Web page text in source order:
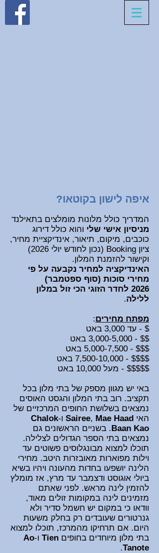
איפה לישון בקוטאו?
המדריך כולל מלונות מומלצים בתאילנד
מניסיון אישי שלי והוא כולל דירוג
כוכבים, מיקום, תיאור, אינדיקציית מחיר,
ציון Booking (נכון לחודש יולי 2026
)
וקישור להזמנת המלון.
האינדיקציה למחיר נקבעה על פי
מחירי סוכות (סוף ספטמבר)
2026 לחדר הזוגי הכי זול במלון
ללילה.
מפתח מחירים:
$ - עד 3,000 באט
$$ - 3,000-5,000 באט
$$$ - 5,000-7 ,500 באט
$$$$ - 7,500-10,000 באט
$$$$$ - מעל 10,000 באט
באי יש מגוון מספק של בתי מלון בכל
תקציב. רוב בתי המלון והגסט האוסים
נמצאים בשלושת החופים המרכזיים של
האי
Sairee, Mae Haad ו-Chalok
Baan Kao. בשניים הראשונים גם
נמצאים בתי הספר הגדולים לצלילה.
תוכלו למצוא מבונגלוסים פשוטים עד
וילות מפוארות מאובזרות היטב. מחירי
הלינה יושפעו בחדות מהעונה ויהיו בשיא
ביולי אוגוסט ודצמבר עד מרץ, אז מומלץ
להזמין לינה מראש. לפני שאתם
מזמינים לינה במקומות זולים מאוד,
וודאו כי במקום יש חשמל סדיר ולא
גנרטורים שעובדים רק בחלק משעות
היום. אם תרחיקו מהמרכז, תוכלו למצוא
בתי מלון מיוחדים בחופים Tien ו-Ao
Tanote
.